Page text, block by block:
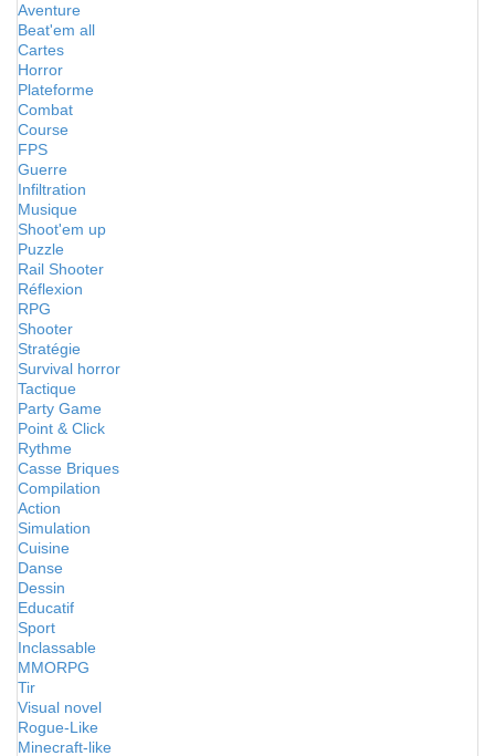
Aventure
Beat'em all
Cartes
Horror
Plateforme
Combat
Course
FPS
Guerre
Infiltration
Musique
Shoot'em up
Puzzle
Rail Shooter
Réflexion
RPG
Shooter
Stratégie
Survival horror
Tactique
Party Game
Point & Click
Rythme
Casse Briques
Compilation
Action
Simulation
Cuisine
Danse
Dessin
Educatif
Sport
Inclassable
MMORPG
Tir
Visual novel
Rogue-Like
Minecraft-like